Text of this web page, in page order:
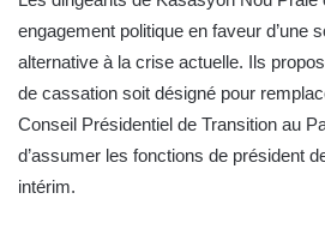
engagement politique en faveur d’une
alternative à la crise actuelle. Ils
de cassation soit désigné pour
Conseil Présidentiel de Transition au
d’assumer les fonctions de président
intérim.